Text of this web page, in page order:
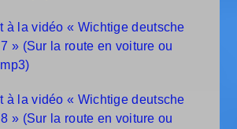
à la vidéo « Wichtige deutsche
» (Sur la route en voiture ou
à la vidéo « Wichtige deutsche
» (Sur la route en voiture ou